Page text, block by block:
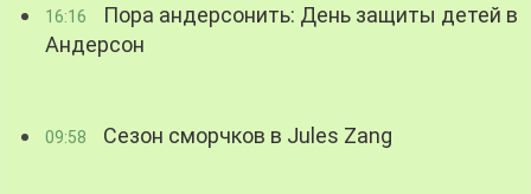
16:16
Пора андерсонить: День защиты детей в
Андерсон
09:58 Сезон сморчков в Jules Zang